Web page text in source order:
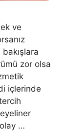
ve
zor olsa
içlerinde
…